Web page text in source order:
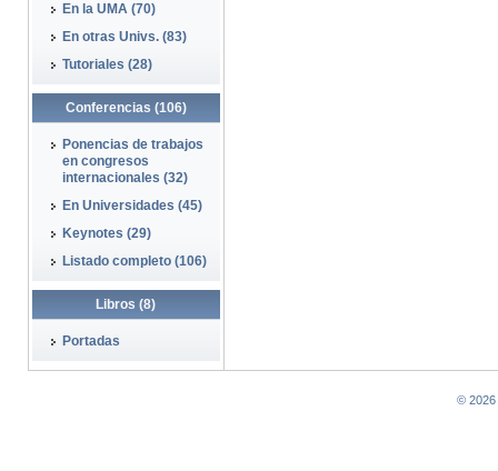
En la UMA (70)
En otras Univs. (83)
Tutoriales (28)
Conferencias (106)
Ponencias de trabajos
en congresos
internacionales (32)
En Universidades (45)
Keynotes (29)
Listado completo (106)
Libros (8)
Portadas
© 2026